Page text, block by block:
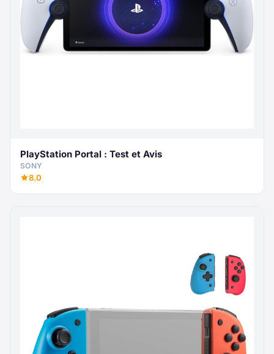
PlayStation Portal : Test et Avis
SONY
8.0